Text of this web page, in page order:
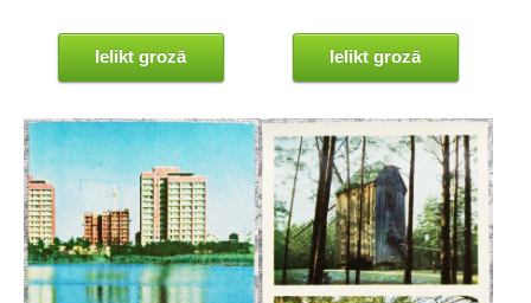
Ielikt grozā Ielikt grozā